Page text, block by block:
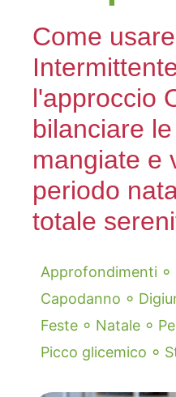
Come
l'approccio
bilanciare
mangiate e
periodo
totale
Approfondimenti ◦
Capodanno ◦
Feste ◦ Natale ◦
Picco glicemico ◦